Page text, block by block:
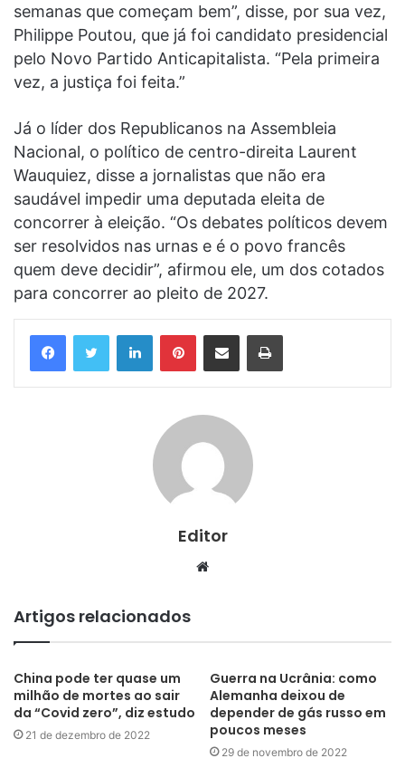
semanas que começam bem”, disse, por sua vez,
Philippe Poutou, que já foi candidato presidencial
pelo Novo Partido Anticapitalista. “Pela primeira
vez, a justiça foi feita.”
Já o líder dos Republicanos na Assembleia
Nacional, o político de centro-direita Laurent
Wauquiez, disse a jornalistas que não era
saudável impedir uma deputada eleita de
concorrer à eleição. “Os debates políticos devem
ser resolvidos nas urnas e é o povo francês
quem deve decidir”, afirmou ele, um dos cotados
para concorrer ao pleito de 2027.
LinkedinPinterestCompartilhar via e-mail Imprimir
Editor
Website
Artigos relacionados
China pode ter quase um
milhão de mortes ao sair
da “Covid zero”, diz estudo
21 de dezembro de 2022
Guerra na Ucrânia: como
Alemanha deixou de
depender de gás russo em
poucos meses
29 de novembro de 2022